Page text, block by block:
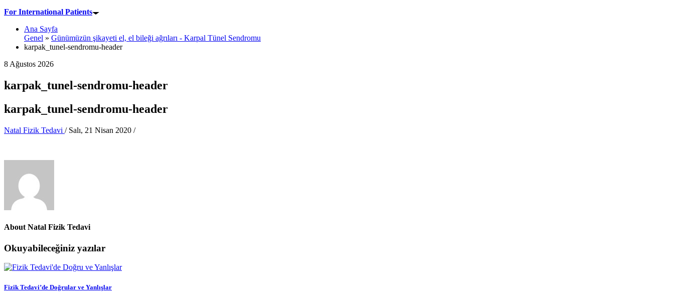
For International Patients
Ana Sayfa
Genel » Günümüzün şikayeti el, el bileği ağrıları - Karpal Tünel Sendromu
karpak_tunel-sendromu-header
8 Ağustos 2026
karpak_tunel-sendromu-header
karpak_tunel-sendromu-header
Natal Fizik Tedavi / Salı, 21 Nisan 2020 /
AboutNatal Fizik Tedavi
Okuyabileceğiniz yazılar
Fizik Tedavi’de Doğrular ve Yanlışlar